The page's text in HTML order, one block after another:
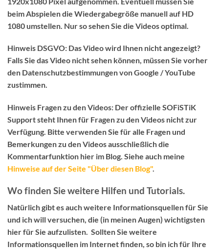
beim Abspielen die Wiedergabegröße manuell auf HD
1080 umstellen. Nur so sehen Sie die Videos optimal.
Hinweis DSGVO: Das Video wird Ihnen nicht angezeigt?
Falls Sie das Video nicht sehen können, müssen Sie vorher
den Datenschutzbestimmungen von Google / YouTube
zustimmen.
Hinweis Fragen zu den Videos: Deroffizielle SOFiSTiK
Supportsteht Ihnen für Fragen zu den Videos nichtzur
Verfügung. Bitte verwenden Sie für alle Fragen und
Bemerkungen zu den Videos ausschließlich die
Kommentarfunktion hier im Blog. Siehe auch meine
Hinweise auf der Seite "Über diesen Blog".
Wo finden Sie weitere Hilfen und Tutorials.
Natürlich gibt es auch weitere Informationsquellen für Sie
und ich will versuchen, die (in meinen Augen) wichtigsten
hier für Sie aufzulisten. Sollten Sie weitere
Informationsquellen im Internet finden, so bin ich für Ihre